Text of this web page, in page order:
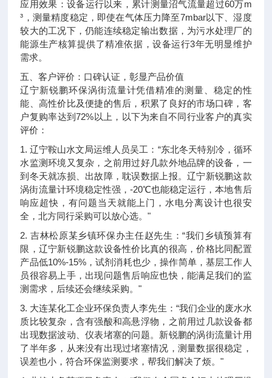
应用效果：设备运行以来，累计测量沼气流量超过60万m
³，测量精度稳定，即使在气体压力降至7mbar以下、湿度
较大的工况下，仍能连续稳定输出数据，为污水处理厂的
能源生产核算提供了精准依据，设备运行3年无明显维护
需求。
五、客户评价：口碑认证，彰显产品价值
辽宁新锐鹏环保涡街流量计凭借精准的测量、稳定的性
能、高性价比及便捷的售后，积累了良好的市场口碑，客
户复购率达到72%以上，以下为来自不同行业客户的真实
评价：
1. 辽宁鞍山水文局运维人员吴工：“东北冬天特别冷，循环
水监测环境又复杂，之前用过好几款外地品牌的设备，一
到冬天就冻损、出故障，耽误数据上报。辽宁新锐鹏这款
涡街流量计环境稳定性强，-20℃也能稳定运行，本地售后
响应超快，有问题当天就能上门，水电分离设计也很安
全，北方同行采购可以放心选。"
2. 吉林松原某乡镇环保办主任赵先生：“我们乡镇预算有
限，辽宁新锐鹏这款设备性价比真的很高，价格比同配置
产品低10%-15%，试剂消耗也少，操作简单，基层工作人
员很容易上手，出现问题售后响应也快，能满足我们的监
测需求，后续还会继续采购。"
3. 大连某化工企业环保负责人李先生：“我们企业的废水水
质比较复杂，含有强酸和高悬浮物，之前用过几款设备都
出现数据波动、仪表堵塞的问题。新锐鹏的涡街流量计用
了半年多，从来没有出现过堵塞情况，测量数据很稳定，
误差也小，符合环保监测要求，帮我们解决了烦。"